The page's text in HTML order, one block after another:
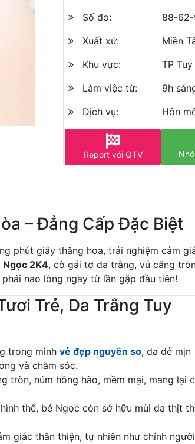
Số đo:
88-62-
Xuất xứ:
Miền
Khu vực:
TP
Làm việc từ:
9h
Dịch vụ:
Hôn
Report với QTV
– Đẳng Cấp Đặc Biệt
phút giây thăng hoa, trải nghiệm cảm
Ngọc 2K4, cô gái tơ da trắng, vú căng
nao lòng ngay từ lần gặp đầu tiên!
Trẻ, Da Trắng Tuy
trong mình vẻ đẹp nguyên sơ, da dẻ mịn
và chăm sóc.
núm hồng hào, mềm mại, mang lại
thể, bé Ngọc còn sở hữu mùi da thịt
giác thân thiện, tự nhiên như chính người